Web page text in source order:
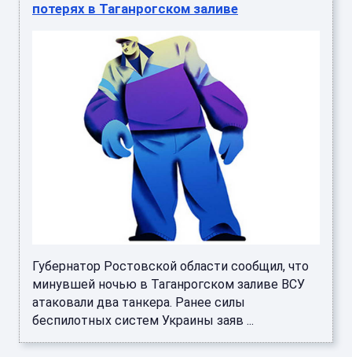
потерях в Таганрогском заливе
Губернатор Ростовской области сообщил, что
минувшей ночью в Таганрогском заливе ВСУ
атаковали два танкера. Ранее силы
беспилотных систем Украины заяв ...